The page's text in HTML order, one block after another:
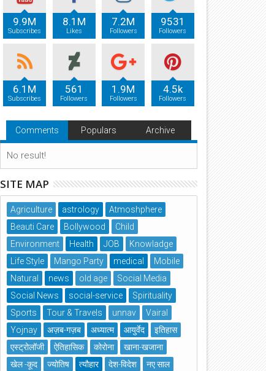
9.9M
Subscribes
8.1M
Likes
7.2M
Followers
9531
Followers
6.1M
Subscribes
561
Followers
1.9M
Followers
4.5k
Followers
Comments Populars Archive
No result!
SITE MAP
Agriculture astrology
Atmoshphere
Beauti Care
Bollywood
Child
Environment
Health JOB
Knowladge
Life Style
Mango Party medical
Mobile
Natural
news old age
Social Media
Social News
social-service
Spirituality
Sports
Tour & Travels unnav
Vairal
Yojnay
अज़ब-गज़ब अध्यात्म आयुर्वेद
इतिहास
एस्ट्रोलॉजी
ऐतिहासिक कोरोना
खाना-खजाना
खेल -कूद
ज्योतिष त्यौहार देश-विदेश
नए साल